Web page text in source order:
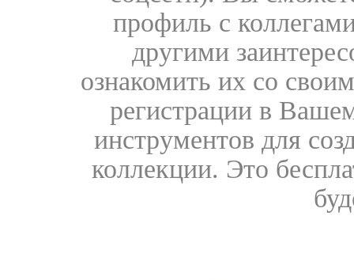
профиль с
другими
ознакомить их со
регистрации в
инструментов для
коллекции. Это